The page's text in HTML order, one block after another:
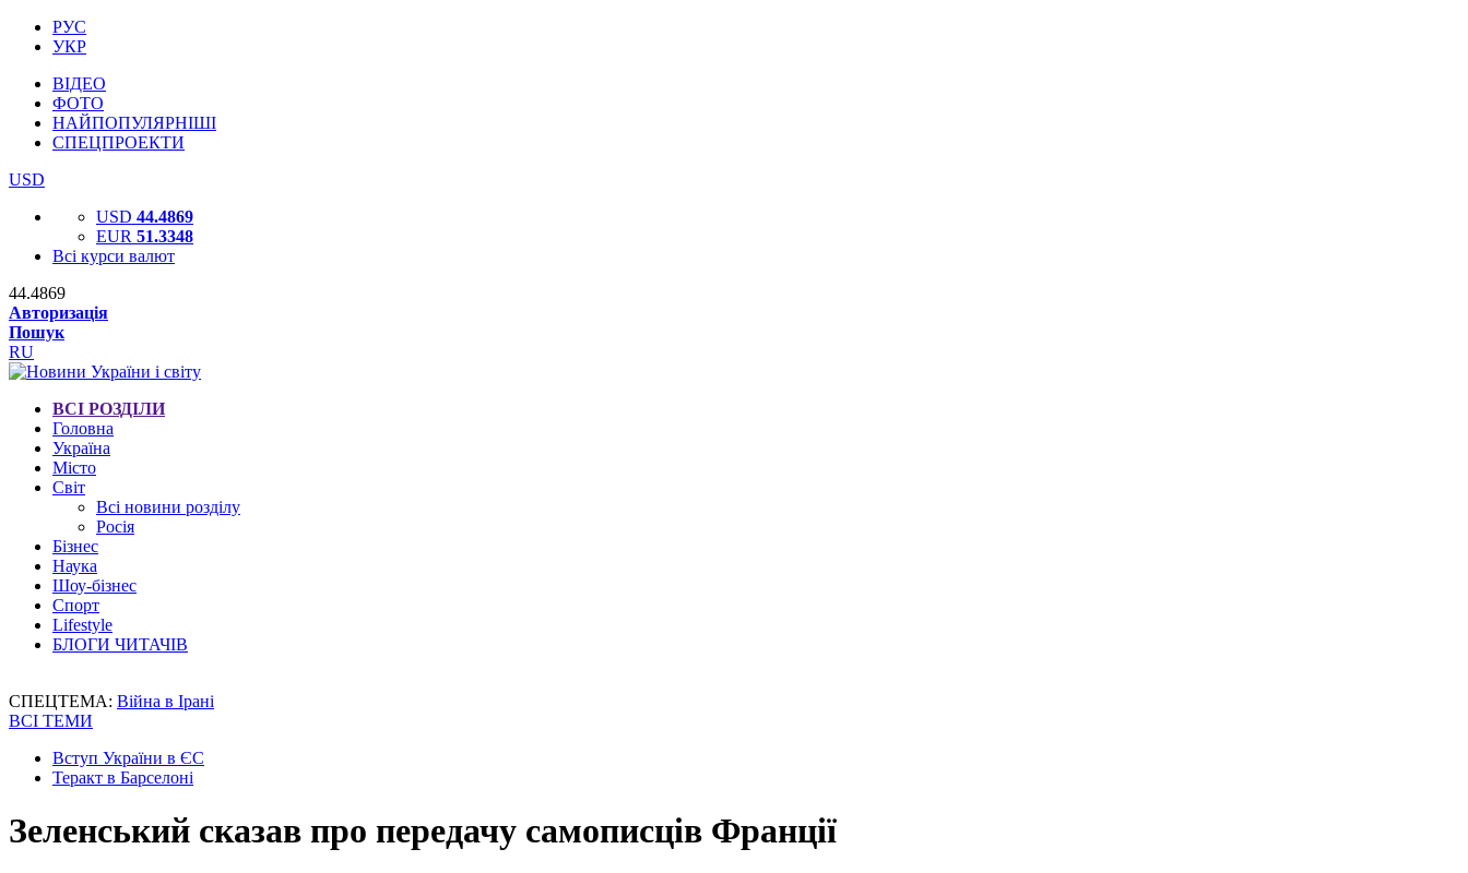
РУС
УКР
ВІДЕО
ФОТО
НАЙПОПУЛЯРНІШІ
СПЕЦПРОЕКТИ
USD
USD 44.4869
EUR 51.3348
Всі курси валют
44.4869
Авторизація
Пошук
RU
ВСІ РОЗДІЛИ
Головна
Україна
Місто
Світ
Всі новини розділу
Росія
Бізнес
Наука
Шоу-бізнес
Спорт
Lifestyle
БЛОГИ ЧИТАЧІВ
СПЕЦТЕМА: Війна в Ірані
ВСІ ТЕМИ
Вступ України в ЄС
Теракт в Барселоні
Зеленський сказав про передачу самописців Франції